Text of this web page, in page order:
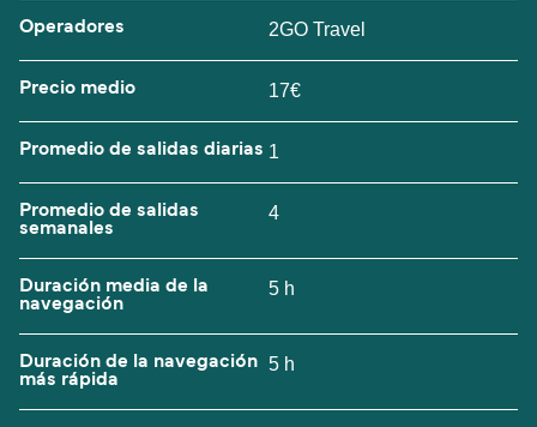
Operadores 2GO Travel
Precio medio 17€
Promedio de salidas diarias 1
Promedio de salidas
semanales
4
Duración media de la
navegación
5 h
Duración de la navegación
más rápida
5 h